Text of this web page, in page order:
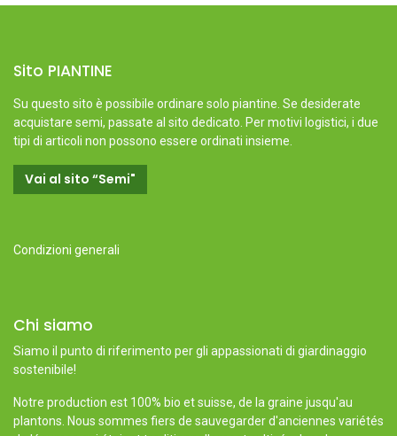
Sito PIANTINE
Su questo sito è possibile ordinare solo piantine. Se desiderate
acquistare semi, passate al sito dedicato. Per motivi logistici, i due
tipi di articoli non possono essere ordinati insieme.
Vai al sito “Semi"
Condizioni generali
Chi siamo
Siamo il punto di riferimento per gli appassionati di giardinaggio
sostenibile!
Notre production est 100% bio et suisse, de la graine jusqu'au
plantons. Nous sommes fiers de sauvegarder d'anciennes variétés